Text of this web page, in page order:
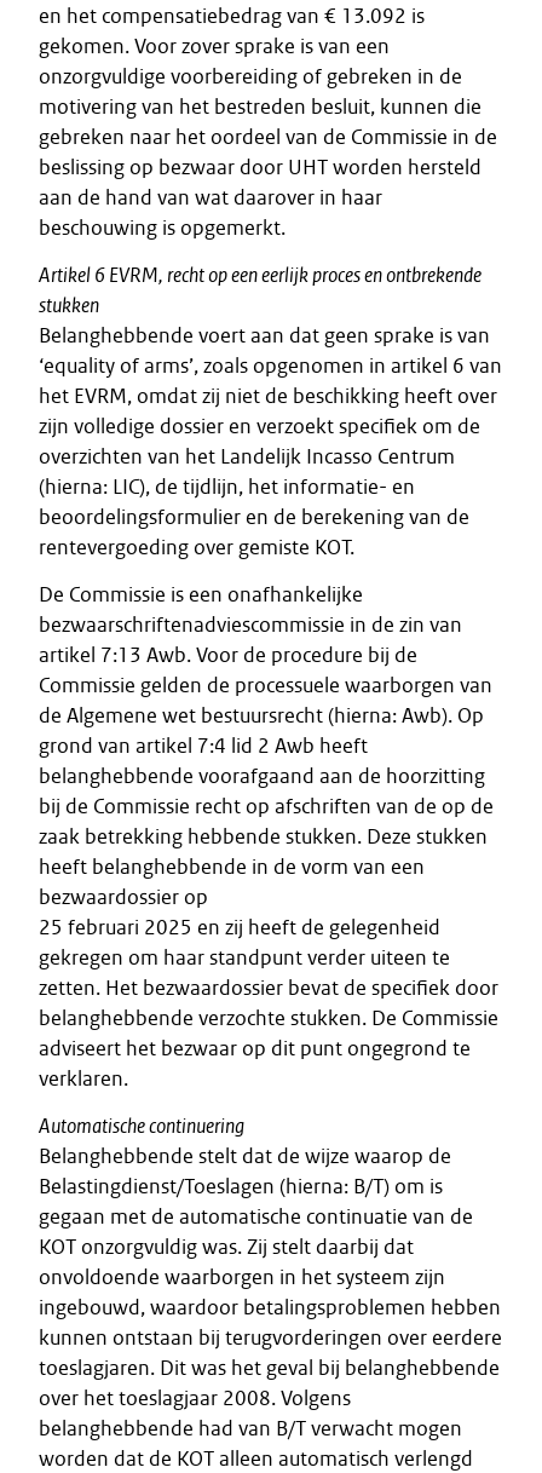
en het compensatiebedrag van € 13.092 is
gekomen. Voor zover sprake is van een
onzorgvuldige voorbereiding of gebreken in de
motivering van het bestreden besluit, kunnen die
gebreken naar het oordeel van de Commissie in de
beslissing op bezwaar door UHT worden hersteld
aan de hand van wat daarover in haar
beschouwing is opgemerkt.
Artikel 6 EVRM, recht op een eerlijk proces en ontbrekende
stukken
Belanghebbende voert aan dat geen sprake is van
‘equality of arms’, zoals opgenomen in artikel 6 van
het EVRM, omdat zij niet de beschikking heeft over
zijn volledige dossier en verzoekt specifiek om de
overzichten van het Landelijk Incasso Centrum
(hierna: LIC), de tijdlijn, het informatie- en
beoordelingsformulier en de berekening van de
rentevergoeding over gemiste KOT.
De Commissie is een onafhankelijke
bezwaarschriftenadviescommissie in de zin van
artikel 7:13 Awb. Voor de procedure bij de
Commissie gelden de processuele waarborgen van
de Algemene wet bestuursrecht (hierna: Awb). Op
grond van artikel 7:4 lid 2 Awb heeft
belanghebbende voorafgaand aan de hoorzitting
bij de Commissie recht op afschriften van de op de
zaak betrekking hebbende stukken. Deze stukken
heeft belanghebbende in de vorm van een
bezwaardossier op
25 februari 2025 en zij heeft de gelegenheid
gekregen om haar standpunt verder uiteen te
zetten. Het bezwaardossier bevat de specifiek door
belanghebbende verzochte stukken. De Commissie
adviseert het bezwaar op dit punt ongegrond te
verklaren.
Automatische continuering
Belanghebbende stelt dat de wijze waarop de
Belastingdienst/Toeslagen (hierna: B/T) om is
gegaan met de automatische continuatie van de
KOT onzorgvuldig was. Zij stelt daarbij dat
onvoldoende waarborgen in het systeem zijn
ingebouwd, waardoor betalingsproblemen hebben
kunnen ontstaan bij terugvorderingen over eerdere
toeslagjaren. Dit was het geval bij belanghebbende
over het toeslagjaar 2008. Volgens
belanghebbende had van B/T verwacht mogen
worden dat de KOT alleen automatisch verlengd